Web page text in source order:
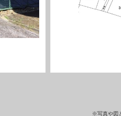
※写真や図